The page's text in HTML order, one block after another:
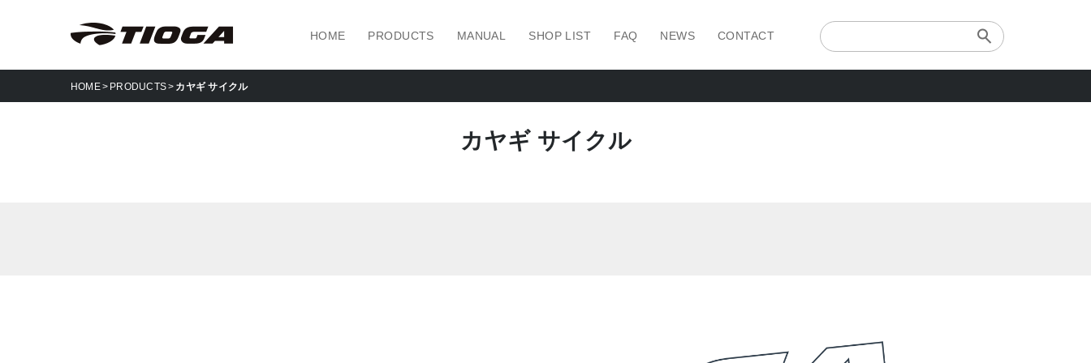
HOME PRODUCTS MANUAL SHOP LIST FAQ NEWS CONTACT
HOME PRODUCTS カヤギ サイクル
カヤギ サイクル